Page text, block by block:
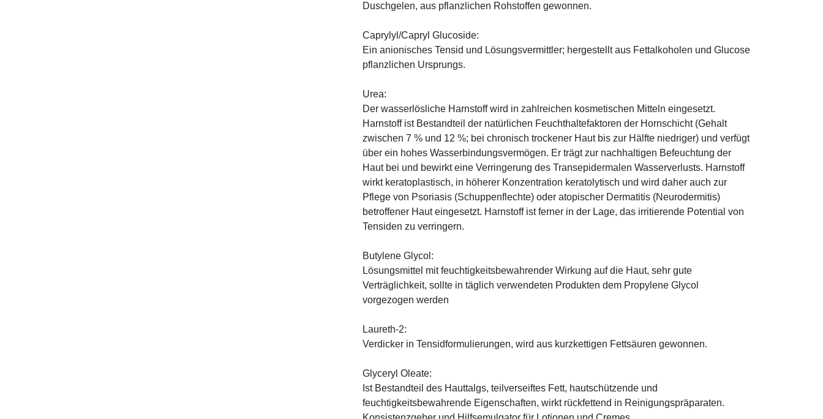
Duschgelen, aus pflanzlichen Rohstoffen gewonnen.
Caprylyl/Capryl Glucoside:
Ein anionisches Tensid und Lösungsvermittler; hergestellt aus Fettalkoholen und Glucose
pflanzlichen Ursprungs.
Urea:
Der wasserlösliche Harnstoff wird in zahlreichen kosmetischen Mitteln eingesetzt.
Harnstoff ist Bestandteil der natürlichen Feuchthaltefaktoren der Hornschicht (Gehalt
zwischen 7 % und 12 %; bei chronisch trockener Haut bis zur Hälfte niedriger) und verfügt
über ein hohes Wasserbindungsvermögen. Er trägt zur nachhaltigen Befeuchtung der
Haut bei und bewirkt eine Verringerung des Transepidermalen Wasserverlusts. Harnstoff
wirkt keratoplastisch, in höherer Konzentration keratolytisch und wird daher auch zur
Pflege von Psoriasis (Schuppenflechte) oder atopischer Dermatitis (Neurodermitis)
betroffener Haut eingesetzt. Harnstoff ist ferner in der Lage, das irritierende Potential von
Tensiden zu verringern.
Butylene Glycol:
Lösungsmittel mit feuchtigkeitsbewahrender Wirkung auf die Haut, sehr gute
Verträglichkeit, sollte in täglich verwendeten Produkten dem Propylene Glycol
vorgezogen werden
Laureth-2:
Verdicker in Tensidformulierungen, wird aus kurzkettigen Fettsäuren gewonnen.
Glyceryl Oleate:
Ist Bestandteil des Hauttalgs, teilverseiftes Fett, hautschützende und
feuchtigkeitsbewahrende Eigenschaften, wirkt rückfettend in Reinigungspräparaten.